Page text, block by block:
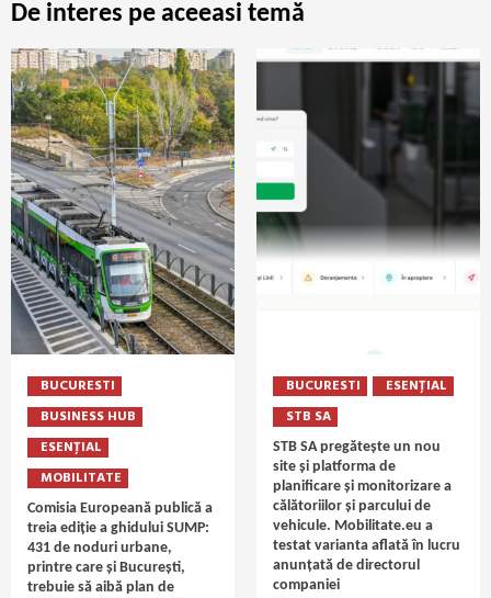
De interes pe aceeasi temă
BUCURESTI
BUSINESS HUB
ESENȚIAL
MOBILITATE
Comisia Europeană publică a
treia ediție a ghidului SUMP:
431 de noduri urbane,
printre care și București,
trebuie să aibă plan de
BUCURESTI
ESENȚIAL
STB SA
STB SA pregătește un nou
site și platforma de
planificare și monitorizare a
călătoriilor și parcului de
vehicule. Mobilitate.eu a
testat varianta aflată în lucru
anunțată de directorul
companiei